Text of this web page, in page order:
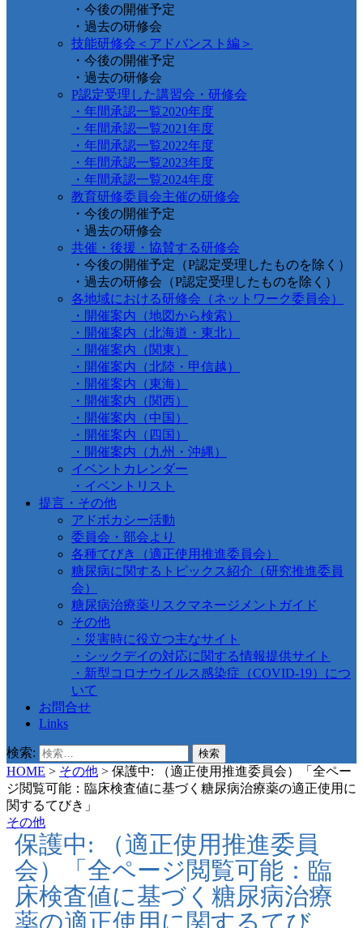
・今後の開催予定
・過去の研修会
技能研修会＜アドバンスト編＞
・今後の開催予定
・過去の研修会
P認定受理した講習会・研修会
・年間承認一覧2020年度
・年間承認一覧2021年度
・年間承認一覧2022年度
・年間承認一覧2023年度
・年間承認一覧2024年度
教育研修委員会主催の研修会
・今後の開催予定
・過去の研修会
共催・後援・協賛する研修会
・今後の開催予定（P認定受理したものを除く）
・過去の研修会（P認定受理したものを除く）
各地域における研修会（ネットワーク委員会）
・開催案内（地図から検索）
・開催案内（北海道・東北）
・開催案内（関東）
・開催案内（北陸・甲信越）
・開催案内（東海）
・開催案内（関西）
・開催案内（中国）
・開催案内（四国）
・開催案内（九州・沖縄）
イベントカレンダー
・イベントリスト
提言・その他
アドボカシー活動
委員会・部会より
各種てびき（適正使用推進委員会）
糖尿病に関するトピックス紹介（研究推進委員
会）
糖尿病治療薬リスクマネージメントガイド
その他
・災害時に役立つ主なサイト
・シックデイの対応に関する情報提供サイト
・新型コロナウイルス感染症（COVID-19）につ
いて
お問合せ
Links
検索:
HOME > その他 > 保護中: （適正使用推進委員会）「全ペー
ジ閲覧可能：臨床検査値に基づく糖尿病治療薬の適正使用に
関するてびき」
その他
保護中: （適正使用推進委員
会）「全ページ閲覧可能：臨
床検査値に基づく糖尿病治療
薬の適正使用に関するてび